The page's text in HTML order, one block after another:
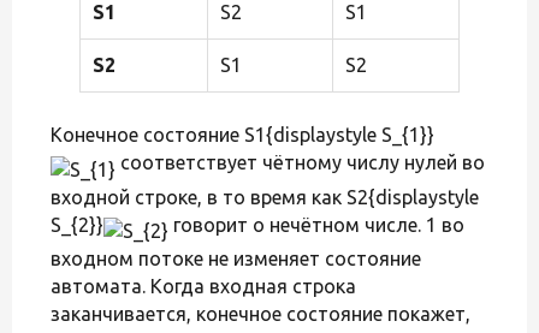
S1 S2 S1
S2 S1 S2
Конечное состояние S1{displaystyle S_{1}}
соответствует чётному числу нулей во
входной строке, в то время как S2{displaystyle
S_{2}}
говорит о нечётном числе. 1 во
входном потоке не изменяет состояние
автомата. Когда входная строка
заканчивается, конечное состояние покажет,